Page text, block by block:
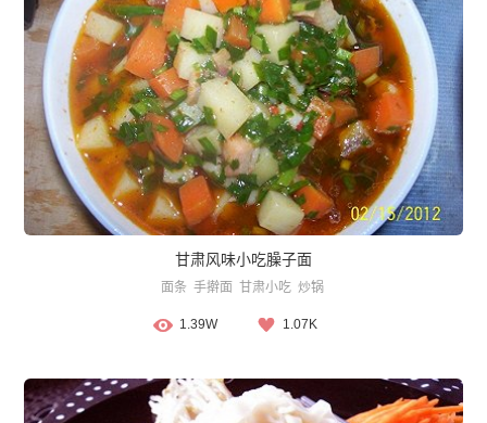
甘肃风味小吃臊子面
面条 手擀面 甘肃小吃 炒锅
1.39W 1.07K